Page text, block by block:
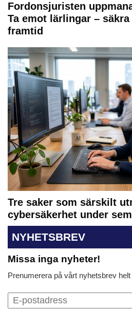
Fordonsjuristen
Ta emot lärlingar –
framtid
Tre saker som särskilt
cybersäkerhet under
NYHETSBREV
Missa inga nyheter!
Prenumerera på vårt nyhetsbrev helt